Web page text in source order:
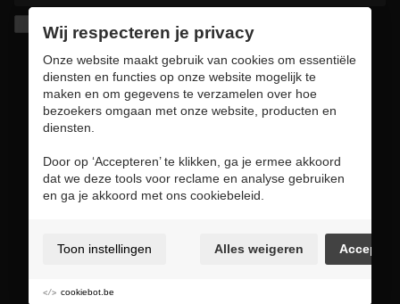
Ik geef de toestemming om mijn gegevens te
bewaren en verwerken zoals aangegeven in
onzeprivacy statement. *
Cookie voorkeuren
Wij respecteren je privacy
Onze website maakt gebruik van cookies om essentiële
diensten en functies op onze website mogelijk te
maken en om gegevens te verzamelen over hoe
bezoekers omgaan met onze website, producten en
diensten.
Door op ‘Accepteren’ te klikken, ga je ermee akkoord
dat we deze tools voor reclame en analyse gebruiken
en ga je akkoord met ons cookiebeleid.
Toon instellingen Alles weigeren
cookiebot.be